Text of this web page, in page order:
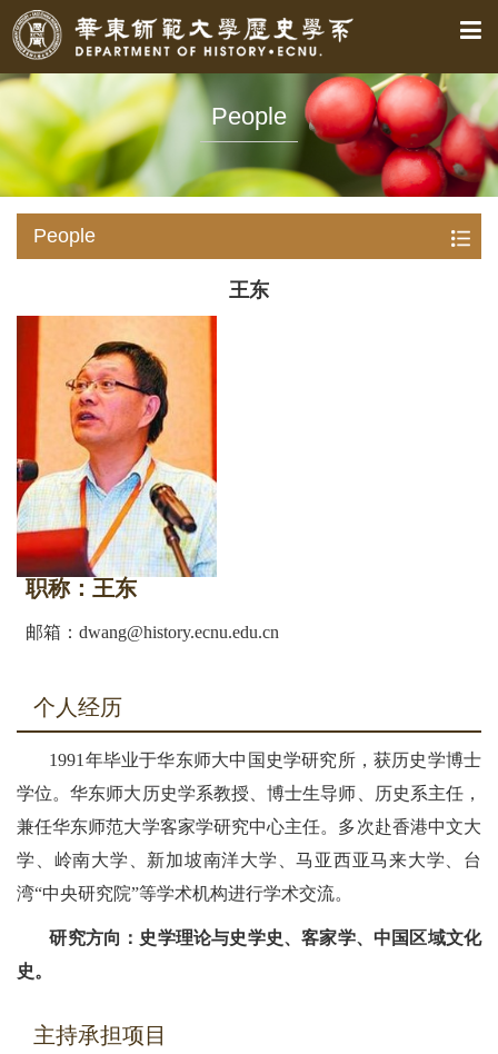
People
People
王东
职称：王东
邮箱：dwang@history.ecnu.edu.cn
个人经历
1991年毕业于华东师大中国史学研究所，获历史学博士
学位。华东师大历史学系教授、博士生导师、历史系主任，
兼任华东师范大学客家学研究中心主任。多次赴香港中文大
学、岭南大学、新加坡南洋大学、马亚西亚马来大学、台
湾“中央研究院”等学术机构进行学术交流。
研究方向：史学理论与史学史、客家学、中国区域文化
史。
主持承担项目